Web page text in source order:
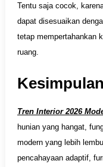
Tentu saja cocok,
dapat disesuaikan
tetap mempertahankan
ruang.
Kesimpulan
Tren Interior 2026
hunian yang hangat,
modern yang lebih
pencahayaan adaptif,